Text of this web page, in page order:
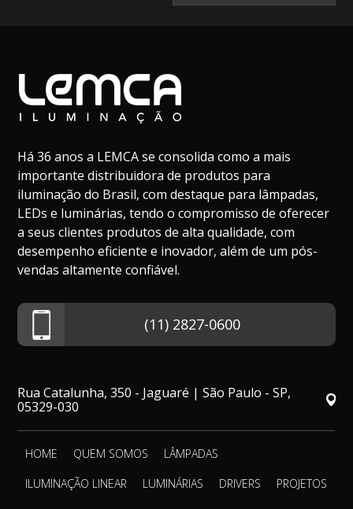
Há 36 anos a LEMCA se consolida como a mais
importante distribuidora de produtos para
iluminação do Brasil, com destaque para lâmpadas,
LEDs e luminárias, tendo o compromisso de oferecer
a seus clientes produtos de alta qualidade, com
desempenho eficiente e inovador, além de um pós-
vendas altamente confiável.
(11) 2827-0600
Rua Catalunha, 350 - Jaguaré | São Paulo - SP,
05329-030
HOME QUEM SOMOS
LÂMPADAS
ILUMINAÇÃO LINEAR
LUMINÁRIAS DRIVERS
PROJETOS